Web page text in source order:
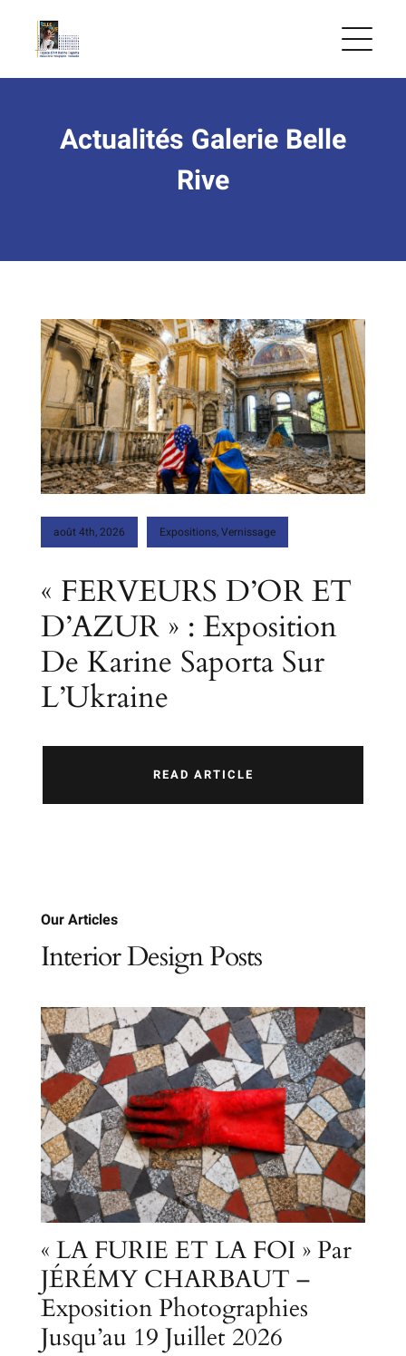
Actualités Galerie Belle
Rive
août 4th, 2026 Expositions,Vernissage
« FERVEURS D’OR ET
D’AZUR » : Exposition
De Karine Saporta Sur
L’Ukraine
READ ARTICLE
Our Articles
Interior Design Posts
« LA FURIE ET LA FOI » Par
JÉRÉMY CHARBAUT –
Exposition Photographies
Jusqu’au 19 Juillet 2026